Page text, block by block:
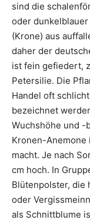
sind die
oder dunkelblauer
(Krone) aus
daher der
ist fein gefiedert,
Petersilie. Die
Handel oft schlicht
bezeichnet
Wuchshöhe und -
Kronen-Anemone
macht. Je nach
cm hoch. In
Blütenpolster, die
oder
als Schnittblume